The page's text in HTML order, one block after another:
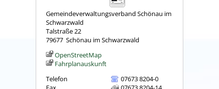
Gemeindeverwaltungsverband Schönau im
Schwarzwald
Talstraße 22
79677 Schönau im Schwarzwald
OpenStreetMap
Fahrplanauskunft
Telefon
07673 8204-0